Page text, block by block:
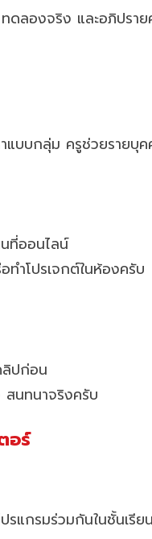
ดลองจริง และอภิปราย
แบบกลุ่ม ครูช่วยรายบุ
นที่ออนไลน์
ทำโปรเจกต์ในห้องครับ
ปก่อน
สนทนาจริงครับ
อร์
รแกรมร่วมกันในชั้นเรีย